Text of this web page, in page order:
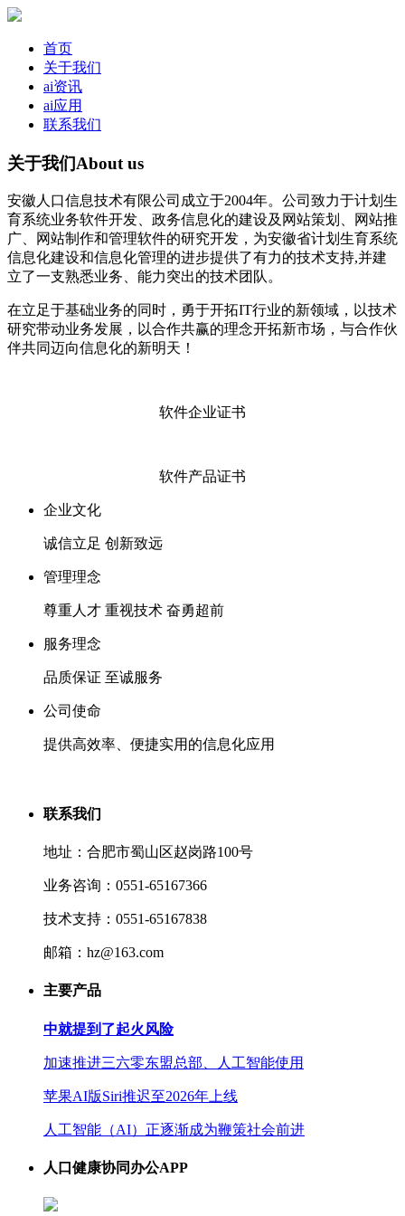
首页
关于我们
ai资讯
ai应用
联系我们
关于我们About us
安徽人口信息技术有限公司成立于2004年。公司致力于计划生
育系统业务软件开发、政务信息化的建设及网站策划、网站推
广、网站制作和管理软件的研究开发，为安徽省计划生育系统
信息化建设和信息化管理的进步提供了有力的技术支持,并建
立了一支熟悉业务、能力突出的技术团队。
在立足于基础业务的同时，勇于开拓IT行业的新领域，以技术
研究带动业务发展，以合作共赢的理念开拓新市场，与合作伙
伴共同迈向信息化的新明天！
软件企业证书
软件产品证书
企业文化
诚信立足 创新致远
管理理念
尊重人才 重视技术 奋勇超前
服务理念
品质保证 至诚服务
公司使命
提供高效率、便捷实用的信息化应用
联系我们
地址：合肥市蜀山区赵岗路100号
业务咨询：0551-65167366
技术支持：0551-65167838
邮箱：hz@163.com
主要产品
中就提到了起火风险
加速推进三六零东盟总部、人工智能使用
苹果AI版Siri推迟至2026年上线
人工智能（AI）正逐渐成为鞭策社会前进
人口健康协同办公APP